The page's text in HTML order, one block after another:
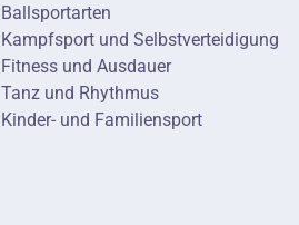
Ballsportarten
Kampfsport und Selbstverteidigung
Fitness und Ausdauer
Tanz und Rhythmus
Kinder- und Familiensport